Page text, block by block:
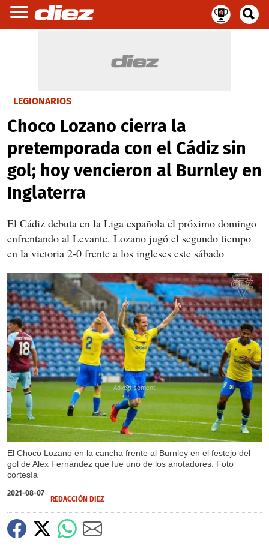
LEGIONARIOS
Choco Lozano cierra la
pretemporada con el Cádiz sin
gol; hoy vencieron al Burnley en
Inglaterra
El Cádiz debuta en la Liga española el próximo domingo
enfrentando al Levante. Lozano jugó el segundo tiempo
en la victoria 2-0 frente a los ingleses este sábado
El Choco Lozano en la cancha frente al Burnley en el festejo del
gol de Alex Fernández que fue uno de los anotadores. Foto
cortesía
X
2021-08-07
REDACCIÓN DIEZ